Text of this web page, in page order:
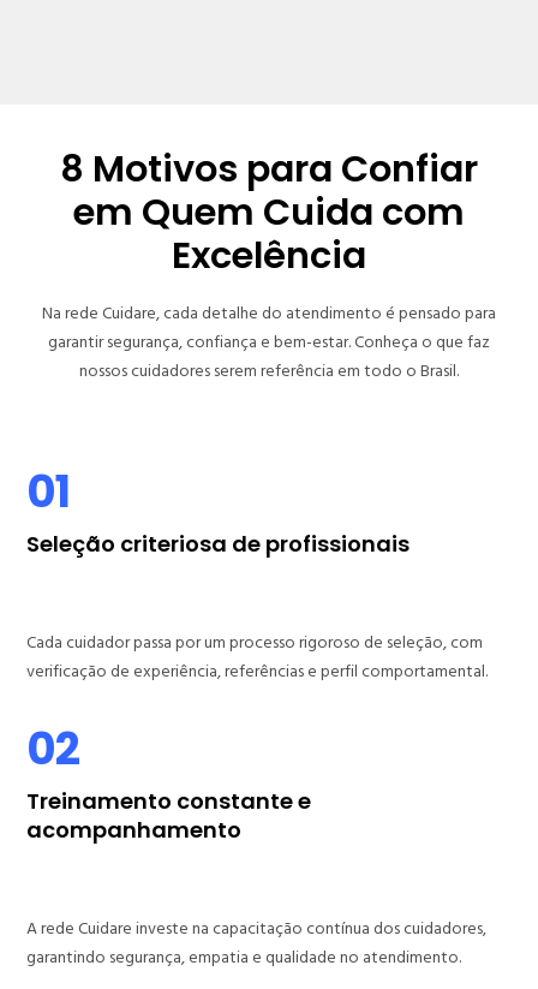
8 Motivos para Confiar
em Quem Cuida com
Excelência
Na rede Cuidare, cada detalhe do atendimento é pensado para
garantir segurança, confiança e bem-estar. Conheça o que faz
nossos cuidadores serem referência em todo o Brasil.
01
Seleção criteriosa de profissionais
Cada cuidador passa por um processo rigoroso de seleção, com
verificação de experiência, referências e perfil comportamental.
02
Treinamento constante e
acompanhamento
A rede Cuidare investe na capacitação contínua dos cuidadores,
garantindo segurança, empatia e qualidade no atendimento.